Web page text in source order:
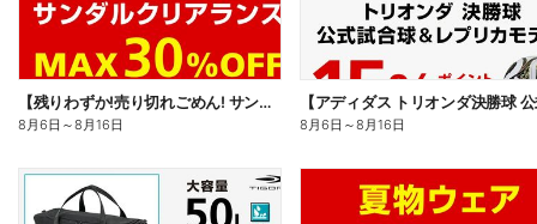
【残りわずか!売り切れごめん! サンダルクリアランス MAX30%OFF】
8月6日 ～8月16日 8月6日 ～8月16日